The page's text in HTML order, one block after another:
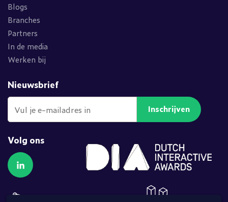
Blogs
Branches
Partners
In de media
Werken bij
Nieuwsbrief
Inschrijven
Volg ons
Volg ons op LinkedIn